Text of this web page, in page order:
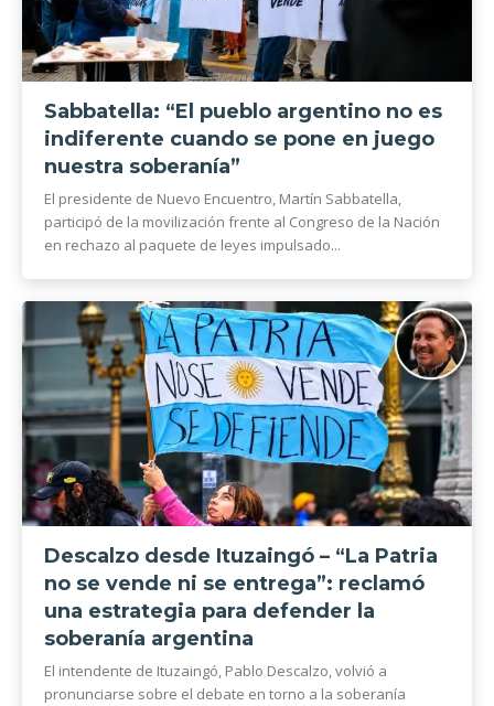
Sabbatella: “El pueblo argentino no es
indiferente cuando se pone en juego
nuestra soberanía”
El presidente de Nuevo Encuentro, Martín Sabbatella,
participó de la movilización frente al Congreso de la Nación
en rechazo al paquete de leyes impulsado...
Descalzo desde Ituzaingó – “La Patria
no se vende ni se entrega”: reclamó
una estrategia para defender la
soberanía argentina
El intendente de Ituzaingó, Pablo Descalzo, volvió a
pronunciarse sobre el debate en torno a la soberanía